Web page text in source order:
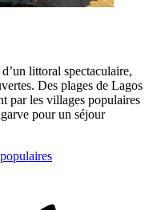
littoral spectaculaire,
Des plages de Lagos
par les villages populaires
pour un séjour